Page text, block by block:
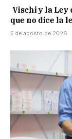
Vischi y la Ley
que no dice la
5 de agosto de 2026